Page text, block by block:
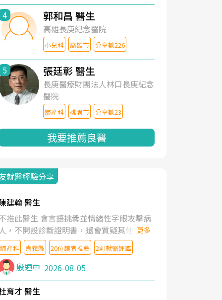
4 郭和昌 醫生
高雄長庚紀念醫院
小兒科 高雄市 分享數226
5 張廷彰 醫生
長庚醫療財團法人林口長庚紀念
醫院
婦產科 桃園市 分享數23
我要推薦良醫
就醫經驗分享
建翰 醫生
推此醫生 會言語挑釁並情緒性字眼攻擊病
，不開設診斷證明書，還會質疑其他醫生
判斷！
更多
婦產科 嘉義縣 20位讀者推薦 2則就醫評鑑
殷迺中 2026-08-05
育才 醫生